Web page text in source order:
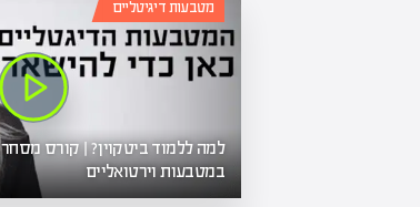
מטבעות דיגיטליים
למה ללמוד ביטקוין? | קורס מסחר
במטבעות וירטואליים